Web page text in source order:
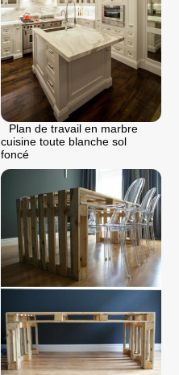
Plan de travail en marbre
cuisine toute blanche sol
foncé